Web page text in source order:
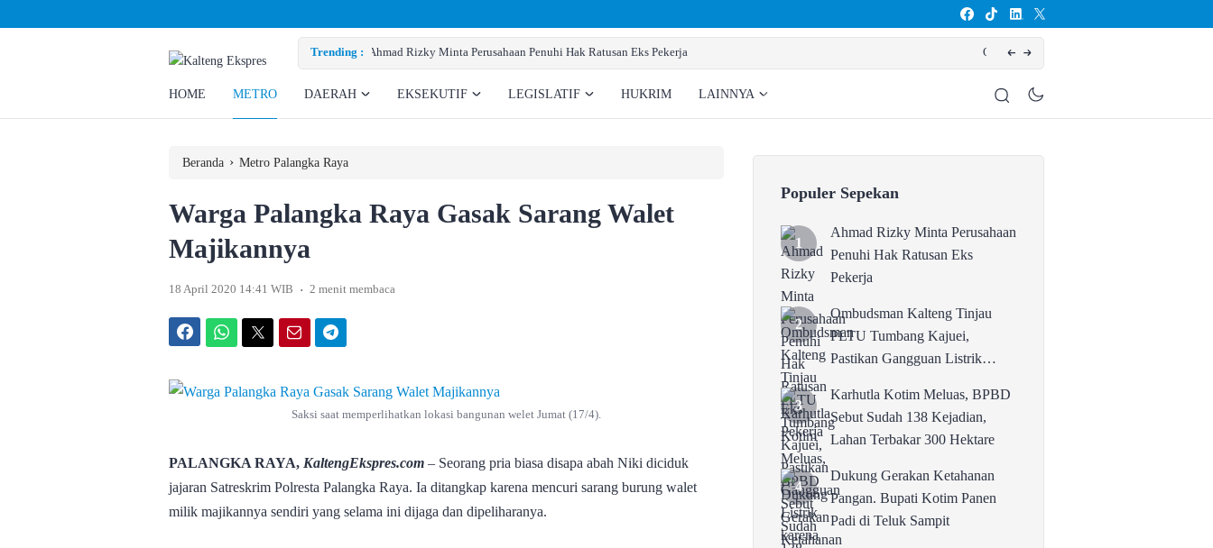
Trending :
Perusahaan Penuhi Hak Ratusan Eks Pekerja Ombudsman Kalteng Tinjau PLTU Tumbang Kajuei, Pastikan Gangguan Listrik karena Persolan Teknis
HOME METRO DAERAH EKSEKUTIF LEGISLATIF HUKRIM LAINNYA
Beranda › Metro Palangka Raya
Warga Palangka Raya Gasak Sarang Walet
Majikannya
18 April 2020 14:41 WIB . 2 menit membaca
Saksi saat memperlihatkan lokasi bangunan welet Jumat (17/4).
PALANGKA RAYA, KaltengEkspres.com – Seorang pria biasa disapa abah Niki diciduk
jajaran Satreskrim Polresta Palangka Raya. Ia ditangkap karena mencuri sarang burung walet
milik majikannya sendiri yang selama ini dijaga dan dipeliharanya.
Populer Sepekan
Ahmad Rizky Minta Perusahaan
Penuhi Hak Ratusan Eks
Pekerja
Ombudsman Kalteng Tinjau
PLTU Tumbang Kajuei,
Pastikan Gangguan Listrik
Karhutla Kotim Meluas, BPBD
Sebut Sudah 138 Kejadian,
Lahan Terbakar 300 Hektare
Dukung Gerakan Ketahanan
Pangan. Bupati Kotim Panen
Padi di Teluk Sampit